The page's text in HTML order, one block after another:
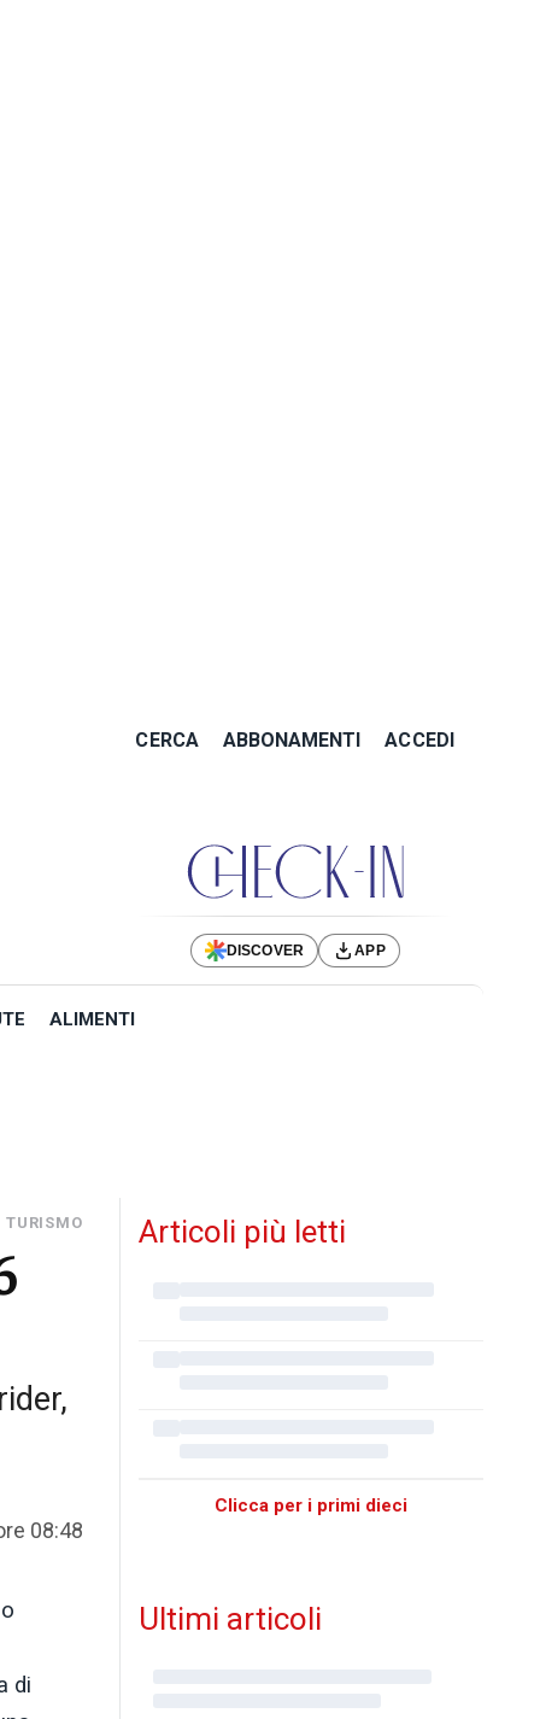
CERCA ABBONAMENTI ACCEDI
DISCOVER APP
ALIMENTI
TURISMO
08:48
di
Articoli più letti
Clicca per i primi dieci
Ultimi articoli